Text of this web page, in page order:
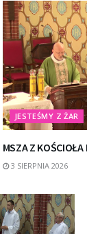
JESTEŚMY Z ŻAR
MSZA Z KOŚCIOŁA
3 SIERPNIA 2026